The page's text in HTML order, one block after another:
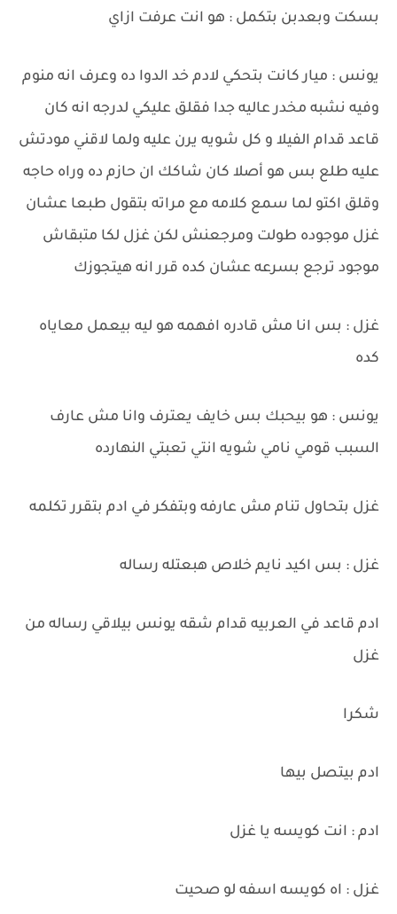
بسكت وبعدبن بتكمل : هو انت عرفت ازاي
يونس : ميار كانت بتحكي لادم خد الدوا ده وعرف انه منوم
وفيه نشبه مخدر عاليه جدا فقلق عليكي لدرجه انه كان
قاعد قدام الفيلا و كل شويه يرن عليه ولما لاقني مودتش
عليه طلع بس هو أصلا كان شاكك ان حازم ده وراه حاجه
وقلق اكتو لما سمع كلامه مع مراته بتقول طبعا عشان
غزل موجوده طولت ومرجعنش لكن غزل لكا متبقاش
موجود ترجع بسرعه عشان كده قرر انه هيتجوزك
غزل : بس انا مش قادره افهمه هو ليه بيعمل معاياه
كده
يونس : هو بيحبك بس خايف يعترف وانا مش عارف
السبب قومي نامي شويه انتي تعبتي النهارده
غزل بتحاول تنام مش عارفه وبتفكر في ادم بتقرر تكلمه
غزل : بس اكيد نايم خلاص هبعتله رساله
ادم قاعد في العربيه قدام شقه يونس بيلاقي رساله من
غزل
شكرا
ادم بيتصل بيها
ادم : انت كويسه يا غزل
غزل : اه كويسه اسفه لو صحيت